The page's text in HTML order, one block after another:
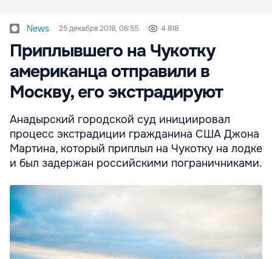
News 25 декабря 2018, 06:55 4 818
Приплывшего на Чукотку
американца отправили в
Москву, его экстрадируют
Анадырский городской суд инициировал
процесс экстрадиции гражданина США Джона
Мартина, который приплыл на Чукотку на лодке
и был задержан российскими пограничниками.